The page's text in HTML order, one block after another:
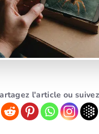
l'article ou